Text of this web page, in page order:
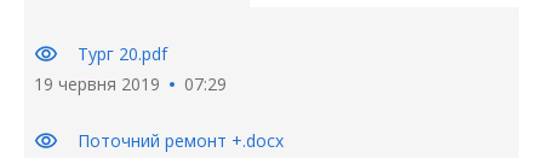
visibility
Тург 20.pdf
19 червня 2019
07:29
visibility
Поточний ремонт +.docx